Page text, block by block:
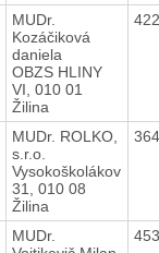
MUDr.
Kozáčiková
daniela
OBZS HLINY
VI, 010 01
Žilina
MUDr. ROLKO,
s.r.o.
Vysokoškolákov
31, 010 08
Žilina
MUDr.